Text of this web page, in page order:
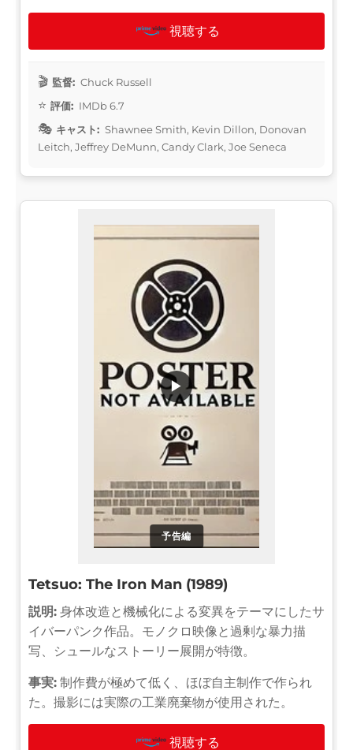
視聴する
監督: Chuck Russell
評価: IMDb 6.7
キャスト: Shawnee Smith, Kevin Dillon, Donovan
Leitch, Jeffrey DeMunn, Candy Clark, Joe Seneca
予告編
▶
Tetsuo: The Iron Man (1989)
説明: 身体改造と機械化による変異をテーマにしたサ
イバーパンク作品。モノクロ映像と過剰な暴力描
写、シュールなストーリー展開が特徴。
事実: 制作費が極めて低く、ほぼ自主制作で作られ
た。撮影には実際の工業廃棄物が使用された。
視聴する